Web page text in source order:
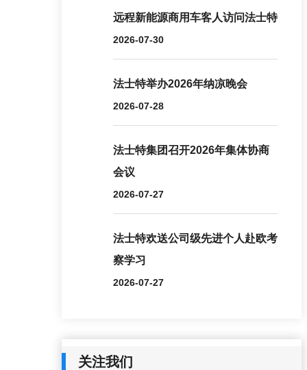
远程新能源商用车客人访问法士特
2026-07-30
法士特举办2026年纳凉晚会
2026-07-28
法士特集团召开2026年集体协商
会议
2026-07-27
法士特欢送公司级先进个人赴欧考
察学习
2026-07-27
关注我们